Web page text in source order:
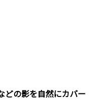
どの影を自然にカバー